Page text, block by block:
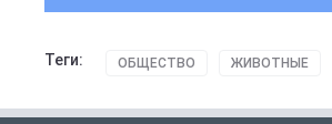
Теги: ОБЩЕСТВО ЖИВОТНЫЕ